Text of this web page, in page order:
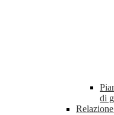
di